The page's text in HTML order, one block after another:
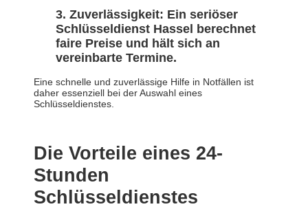
Zuverlässigkeit: Ein seriöser
Schlüsseldienst Hassel berechnet
faire Preise und hält sich an
vereinbarte Termine.
Eine schnelle und zuverlässige Hilfe in Notfällen ist
daher essenziell bei der Auswahl eines
Schlüsseldienstes.
Die Vorteile eines 24-
Stunden
Schlüsseldienstes